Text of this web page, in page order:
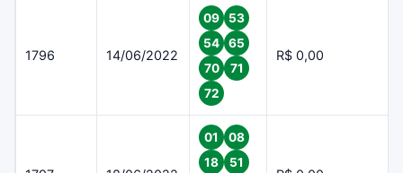
1796 14/06/2022
09
53
54
65
70
71
72
R$ 0,00
01
08
18
51